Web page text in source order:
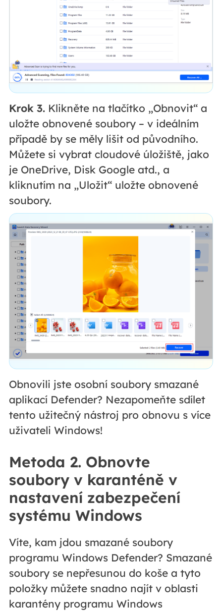
Krok 3.Klikněte na tlačítko „Obnovit“ a
uložte obnovené soubory – v ideálním
případě by se měly lišit od původního.
Můžete si vybrat cloudové úložiště, jako
je OneDrive, Disk Google atd., a
kliknutím na „Uložit“ uložte obnovené
soubory.
Obnovili jste osobní soubory smazané
aplikací Defender? Nezapomeňte sdílet
tento užitečný nástroj pro obnovu s více
uživateli Windows!
Metoda 2. Obnovte
soubory v karanténě v
nastavení zabezpečení
systému Windows
Víte, kam jdou smazané soubory
programu Windows Defender? Smazané
soubory se nepřesunou do koše a tyto
položky můžete snadno najít v oblasti
karantény programu Windows